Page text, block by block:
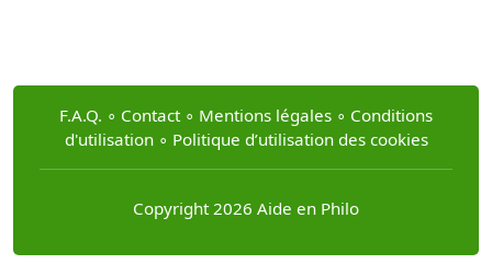
F.A.Q. ∘ Contact ∘ Mentions légales ∘ Conditions
d'utilisation∘ Politique d’utilisation des cookies
Copyright 2026 Aide en Philo